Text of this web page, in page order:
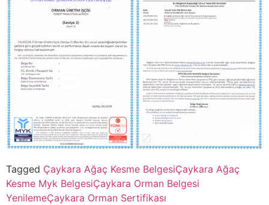
Tagged Çaykara Ağaç Kesme BelgesiÇaykara Ağaç
Kesme Myk BelgesiÇaykara Orman Belgesi
YenilemeÇaykara Orman Sertifikası